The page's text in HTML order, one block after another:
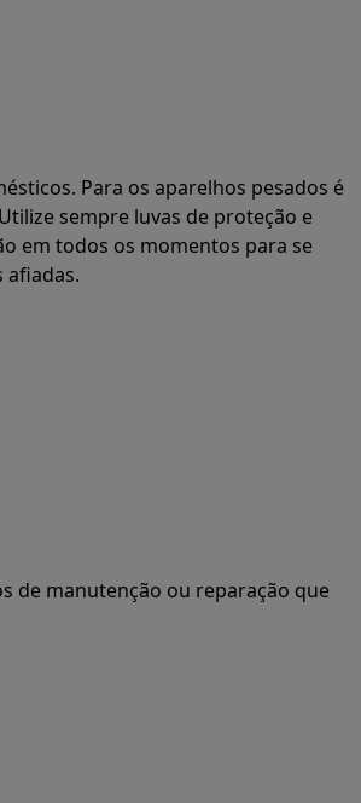
Para os aparelhos pesados é
sempre luvas de proteção e
em todos os momentos para se
afiadas.
de manutenção ou reparação que